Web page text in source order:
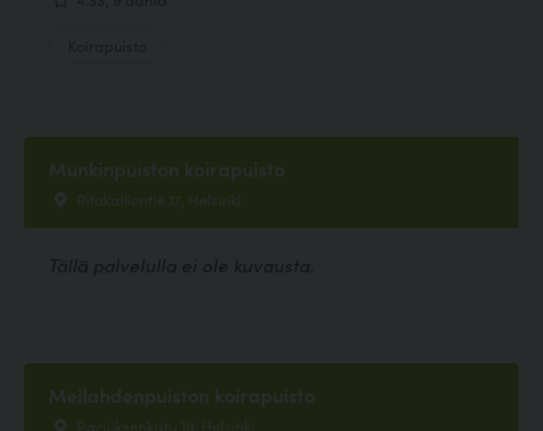
Munkinpuiston koirapuisto
Ritokalliontie 17, Helsinki
Tällä palvelulla ei ole kuvausta.
Meilahdenpuiston koirapuisto
Paciuksenkatu 19, Helsinki